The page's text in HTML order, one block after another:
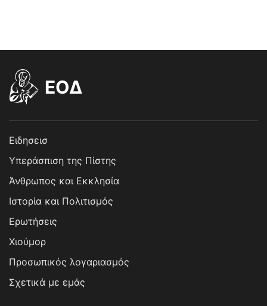
EOΔ
Ειδησεισ
Υπεράσπιση της Πίστης
Άνθρωπος και Εκκλησία
Ιστορία και Πολιτισμός
Ερωτήσεις
Χιούμορ
Προσωπικός λογαριασμός
Σχετικά με εμάς